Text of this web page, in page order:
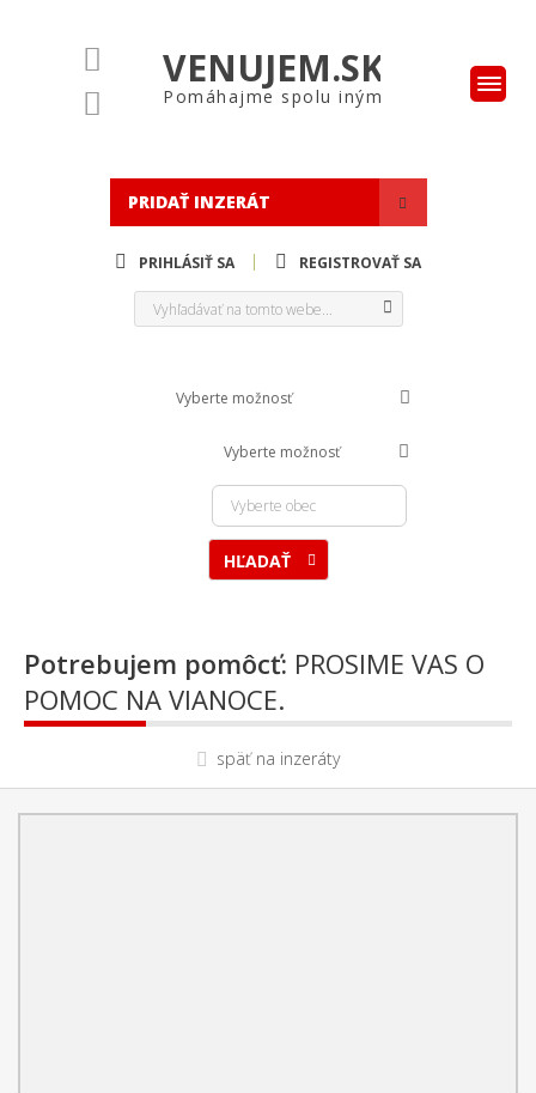
VENUJEM.SK
Pomáhajme spolu iným
PRIDAŤ INZERÁT
PRIHLÁSIŤ SA REGISTROVAŤ SA
Vyberte možnosť
Vyberte možnosť
HĽADAŤ
Potrebujem pomôcť: PROSIME VAS O
POMOC NA VIANOCE.
späť na inzeráty